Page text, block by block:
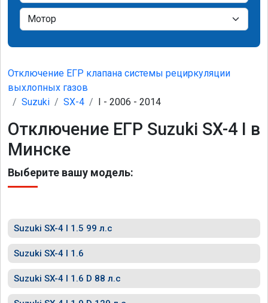
Отключение ЕГР клапана системы рециркуляции
выхлопных газов
Suzuki
SX-4 I - 2006 - 2014
Отключение ЕГР Suzuki SX-4 I в
Минске
Выберите вашу модель:
Suzuki SX-4 I 1.5 99 л.с
Suzuki SX-4 I 1.6
Suzuki SX-4 I 1.6 D 88 л.с